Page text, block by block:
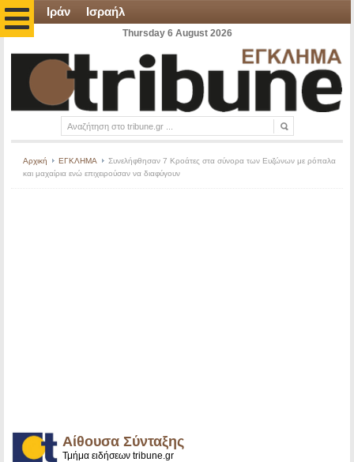
Ιράν Ισραήλ
Thursday 6 August 2026
Αρχική ΕΓΚΛΗΜΑ
Συνελήφθησαν 7 Κροάτες στα σύνορα των Ευζώνων με ρόπαλα
και μαχαίρια ενώ επιχειρούσαν να διαφύγουν
Αίθουσα Σύνταξης
Τμήμα ειδήσεων tribune.gr